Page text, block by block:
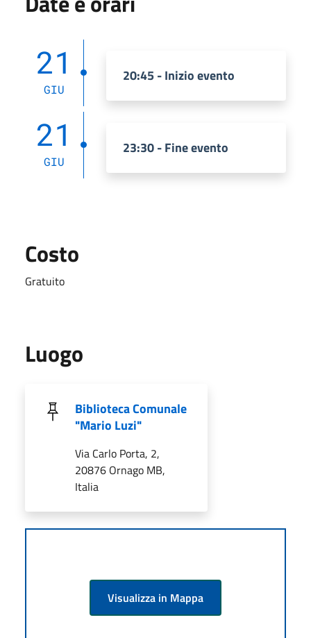
21
GIU
20:45 - Inizio evento
21
GIU
23:30 - Fine evento
Costo
Gratuito
Luogo
Biblioteca Comunale
"Mario Luzi"
Via Carlo Porta, 2,
20876 Ornago MB,
Italia
Visualizza in Mappa